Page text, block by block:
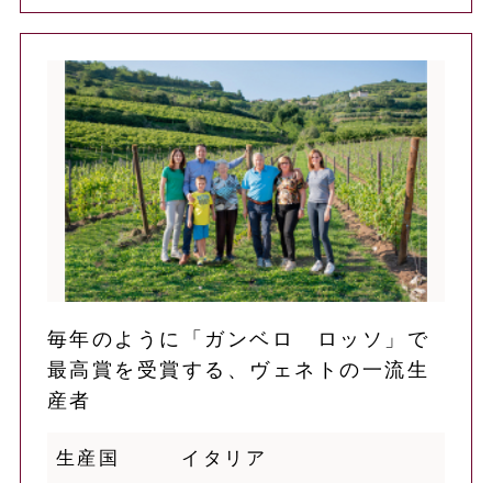
毎年のように「ガンベロ ロッソ」で
最高賞を受賞する、ヴェネトの一流生
産者
生産国 イタリア